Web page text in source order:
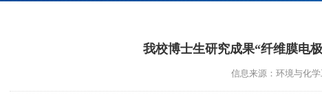
我校博士生研究成果“纤维膜电
信息来源：环境与化